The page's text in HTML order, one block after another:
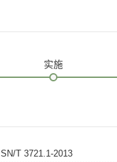
实施
SN/T 3721.1-2013